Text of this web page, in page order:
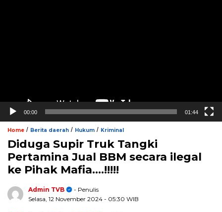
00:00 01:44
Home / Berita daerah / Hukum / Kriminal
Diduga Supir Truk Tangki
Pertamina Jual BBM secara ilegal
ke Pihak Mafia….!!!!!
Admin TVB
- Penulis
Selasa, 12 November 2024 - 05:30 WIB